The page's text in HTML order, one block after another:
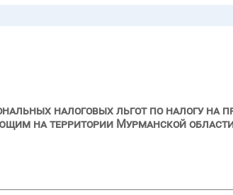
налоговых льгот по налогу на
на территории Мурманской